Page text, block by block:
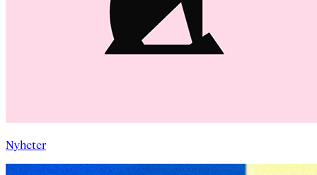
Nyheter